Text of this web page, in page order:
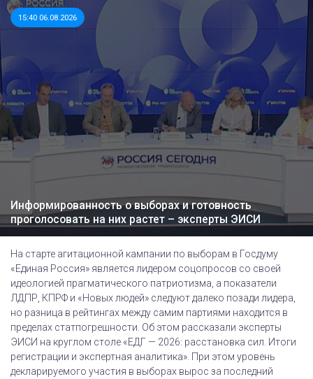
15:40 06.08.2026
Информированность о выборах и готовность
проголосовать на них растет – эксперты ЭИСИ
На старте агитационной кампании по выборам в Госдуму
«Единая Россия» является лидером соцопросов со своей
идеологией прагматического патриотизма, а показатели
ЛДПР, КПРФ и «Новых людей» следуют далеко позади лидера,
но разница в рейтингах между самим партиями находится в
пределах статпогрешности. Об этом рассказали эксперты
ЭИСИ на круглом столе «ЕДГ — 2026: расстановка сил. Итоги
регистрации и экспертная аналитика». При этом уровень
декларируемого участия в выборах вырос за последний